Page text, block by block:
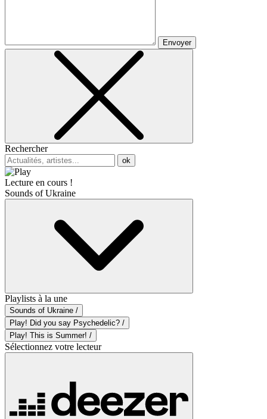
Envoyer
Rechercher
ok
Lecture en cours !
Sounds of Ukraine
Playlists à la une
Sounds of Ukraine /
Play! Did you say Psychedelic? /
Play! This is Summer! /
Sélectionnez votre lecteur